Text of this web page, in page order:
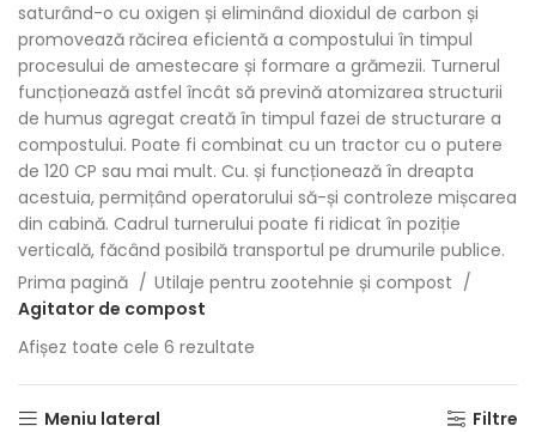
saturând-o cu oxigen și eliminând dioxidul de carbon și
promovează răcirea eficientă a compostului în timpul
procesului de amestecare și formare a grămezii. Turnerul
funcționează astfel încât să prevină atomizarea structurii
de humus agregat creată în timpul fazei de structurare a
compostului. Poate fi combinat cu un tractor cu o putere
de 120 CP sau mai mult. Cu. și funcționează în dreapta
acestuia, permițând operatorului să-și controleze mișcarea
din cabină. Cadrul turnerului poate fi ridicat în poziție
verticală, făcând posibilă transportul pe drumurile publice.
Prima pagină
Utilaje pentru zootehnie și compost
Agitator de compost
Afișez toate cele 6 rezultate
Meniu lateral Filtre